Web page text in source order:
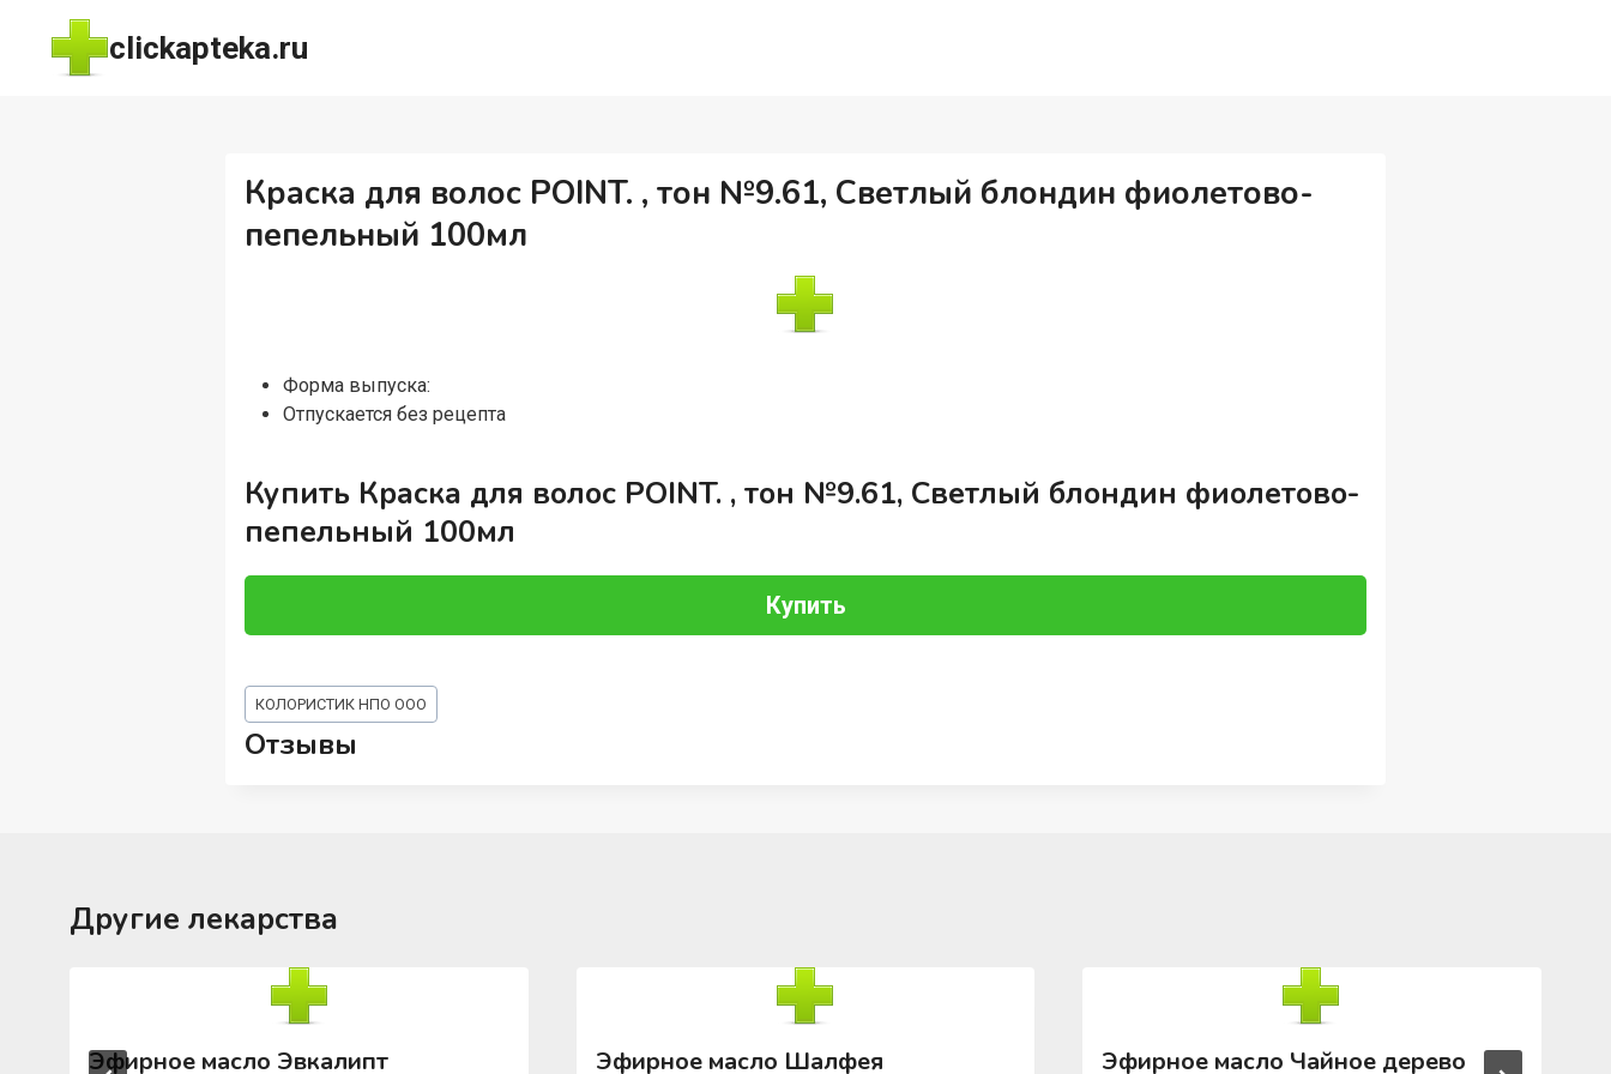
Перейти
содержимому
clickapteka.ru
Краска для волос POINT. , тон №9.61, Светлый блондин фиолетово-
пепельный 100мл
Форма выпуска:
Отпускается без рецепта
Купить Краска для волос POINT. , тон №9.61, Светлый блондин фиолетово-
пепельный 100мл
Купить
Метки
записи:
КОЛОРИСТИК НПО ООО
Отзывы
Другие лекарства
Эфирное масло Эвкалипт Эфирное масло Шалфея Эфирное масло Чайное дерево